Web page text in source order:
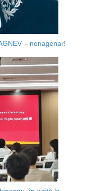
– nonagenar!